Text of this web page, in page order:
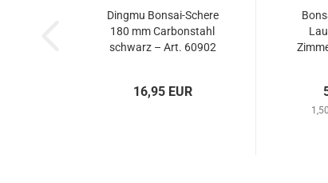
Dingmu Bonsai-Schere
180 mm Carbonstahl
schwarz – Art. 60902
16,95 EUR